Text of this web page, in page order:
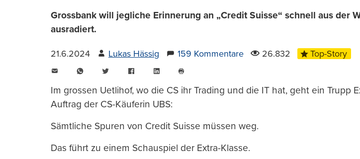
Grossbank will jegliche Erinnerung an „Credit Suisse“ schnell aus der
ausradiert.
21.6.2024 Lukas Hässig 159 Kommentare 26.832 Top-Story
WhatsAppTwitter FacebookLinkedIn
drucken
Im grossen Uetlihof, wo die CS ihr Trading und die IT hat, geht ein Trupp
Auftrag der CS-Käuferin UBS:
Sämtliche Spuren von Credit Suisse müssen weg.
Das führt zu einem Schauspiel der Extra-Klasse.